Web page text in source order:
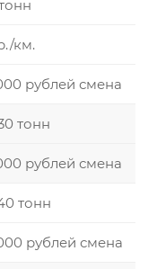
км.
рублей смена
тонн
рублей смена
тонн
рублей смена